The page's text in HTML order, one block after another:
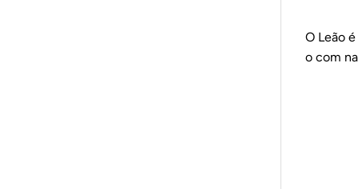
O Leão é
o com na